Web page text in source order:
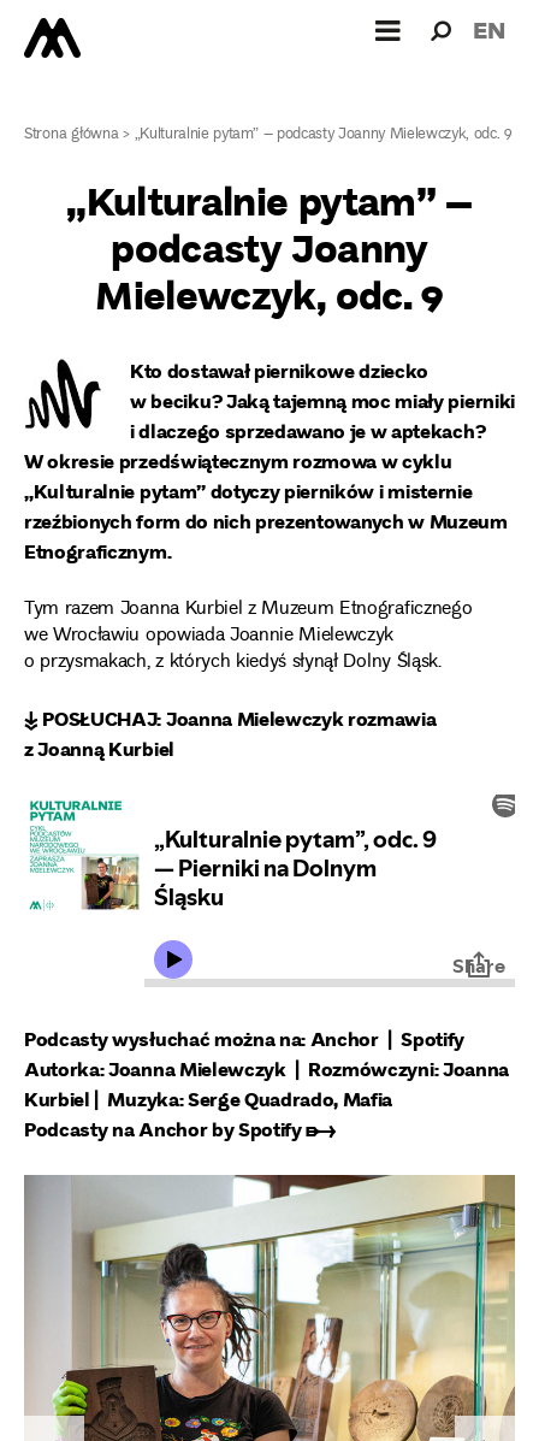
dla: EN
Strona główna>„Kulturalnie pytam” – podcasty Joanny Mielewczyk, odc. 9
„Kulturalnie pytam” –
podcasty Joanny
Mielewczyk, odc. 9
Kto dostawał piernikowe dziecko
w beciku? Jaką tajemną moc miały pierniki
i dlaczego sprzedawano je w aptekach?
W okresie przedświątecznym rozmowa w cyklu
„Kulturalnie pytam” dotyczy pierników i misternie
rzeźbionych form do nich prezentowanych w Muzeum
Etnograficznym.
Tym razem Joanna Kurbiel z Muzeum Etnograficznego
we Wrocławiu opowiada Joannie Mielewczyk
o przysmakach, z których kiedyś słynął Dolny Śląsk.
↡ POSŁUCHAJ: Joanna Mielewczyk rozmawia
z Joanną Kurbiel
Podcasty wysłuchać można na:Anchor|Spotify
Autorka: Joanna Mielewczyk | Rozmówczyni: Joanna
Kurbiel | Muzyka: Serge Quadrado, Mafia
Podcasty na Anchor by Spotify ➸